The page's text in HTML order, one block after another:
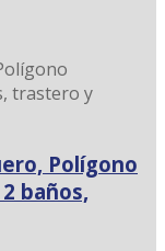
Polígono
baños,